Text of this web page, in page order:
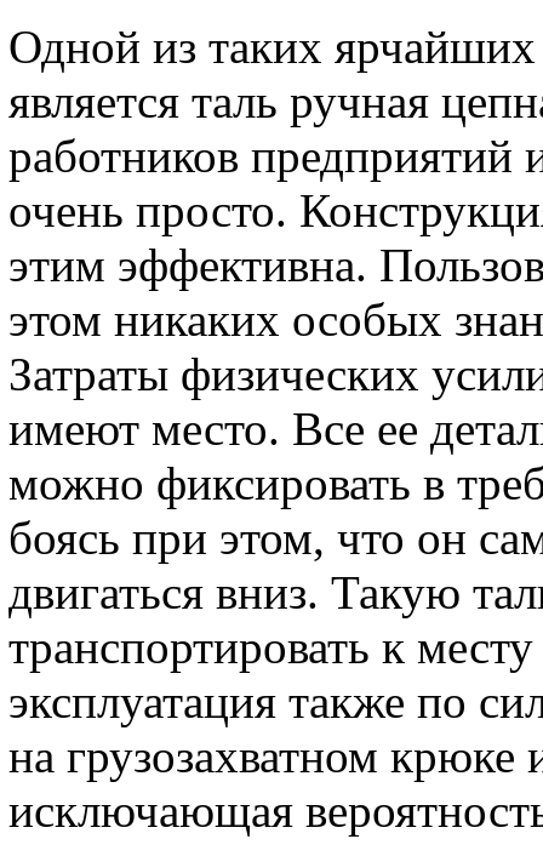
Одной из таких ярчайших
является таль ручная
работников предприятий
очень просто.
этим эффективна.
этом никаких особых
Затраты физических
имеют место. Все ее
можно фиксировать в
боясь при этом, что он
двигаться вниз. Такую
транспортировать к
эксплуатация также по
на грузозахватном крюке
исключающая